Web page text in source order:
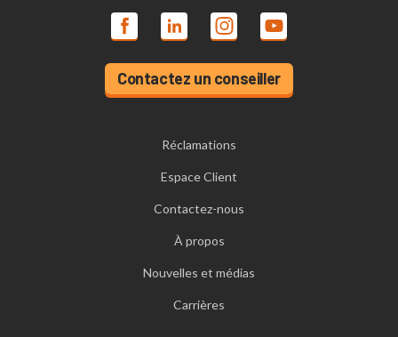
Contactez un conseiller
Réclamations
Espace Client
Contactez-nous
À propos
Nouvelles et médias
Carrières